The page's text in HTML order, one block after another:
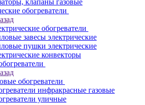
клапаны газовые
обогреватели
обогреватели
завесы электрические
пушки электрические
конвекторы
обогреватели
инфракрасные газовые
уличные